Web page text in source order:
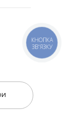
КНОПКА
ЗВ'ЯЗКУ